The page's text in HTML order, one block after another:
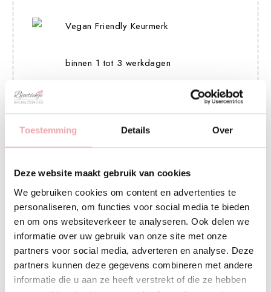
Toestemming Details Over
Deze website maakt gebruik van cookies
We gebruiken cookies om content en advertenties te
personaliseren, om functies voor social media te bieden
en om ons websiteverkeer te analyseren. Ook delen we
informatie over uw gebruik van onze site met onze
partners voor social media, adverteren en analyse. Deze
partners kunnen deze gegevens combineren met andere
informatie die u aan ze heeft verstrekt of die ze hebben
Vegan Friendly Keurmerk
binnen 1 tot 3 werkdagen
Veilig betalen
Beschrijving Productdetails
CORIANDER
WERKING OP HET LICHAAM
Het vermindert Vata, Pitta en Kapha, vermindert het teveel